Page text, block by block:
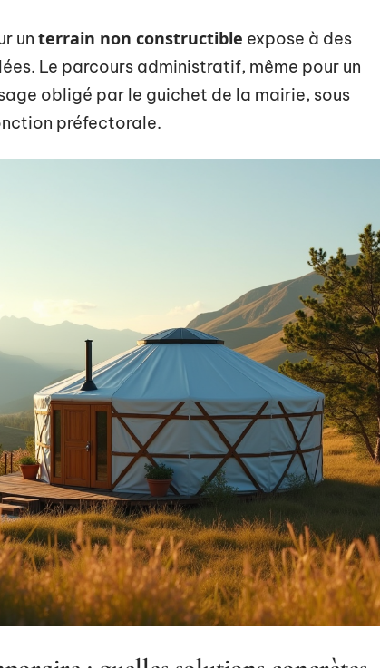
un terrain non constructible expose à des
Le parcours administratif, même pour un
obligé par le guichet de la mairie, sous
préfectorale.